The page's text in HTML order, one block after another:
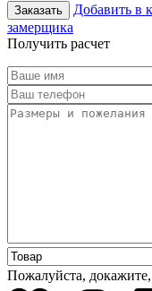
Заказать Добавить в
замерщика
Получить расчет
Пожалуйста,